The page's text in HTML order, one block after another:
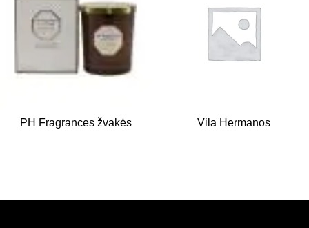
PH Fragrances žvakės Vila Hermanos